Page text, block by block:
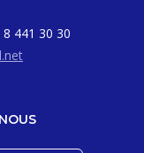
441 30 30